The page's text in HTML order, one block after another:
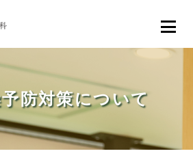
防対策について